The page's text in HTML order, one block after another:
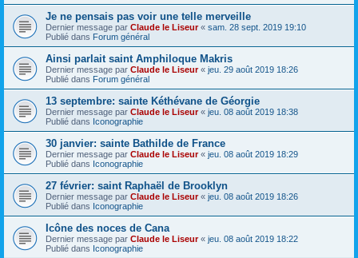
Je ne pensais pas voir une telle merveille
Dernier message par Claude le Liseur« sam. 28 sept. 2019 19:10
Publié dans Forum général
Ainsi parlait saint Amphiloque Makris
Dernier message par Claude le Liseur« jeu. 29 août 2019 18:26
Publié dans Forum général
13 septembre: sainte Kéthévane de Géorgie
Dernier message par Claude le Liseur« jeu. 08 août 2019 18:38
Publié dans Iconographie
30 janvier: sainte Bathilde de France
Dernier message par Claude le Liseur« jeu. 08 août 2019 18:29
Publié dans Iconographie
27 février: saint Raphaël de Brooklyn
Dernier message par Claude le Liseur« jeu. 08 août 2019 18:26
Publié dans Iconographie
Icône des noces de Cana
Dernier message par Claude le Liseur« jeu. 08 août 2019 18:22
Publié dans Iconographie